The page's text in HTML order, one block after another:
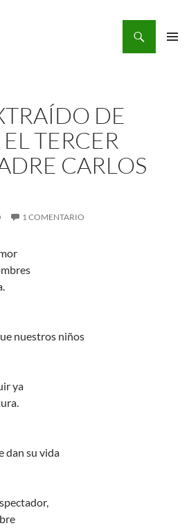
DE
TERCER
CARLOS
1 COMENTARIO
nuestros niños
ya
dan su vida